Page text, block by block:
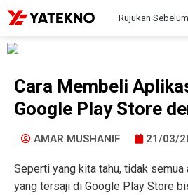
Rujukan
Cara Membeli
Google Play Store
AMAR MUSHANIF 21/03/
Seperti yang kita tahu, tidak semua
yang tersaji di Google Play Store